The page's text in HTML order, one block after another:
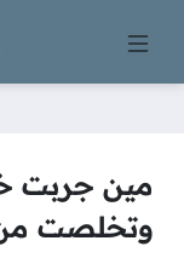
مين جربت
وتخلصت